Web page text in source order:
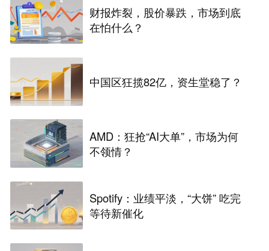
财报炸裂，股价暴跌，市场到底
在怕什么？
中国区狂揽82亿，资生堂稳了？
AMD：狂抢“AI大单”，市场为何
不领情？
Spotify：业绩平淡，“大饼” 吃完
等待新催化